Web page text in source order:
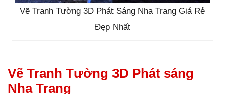
Vẽ Tranh Tường 3D Phát Sáng Nha Trang Giá Rẻ
Đẹp Nhất
Vẽ Tranh Tường 3D Phát sáng
Nha Trang